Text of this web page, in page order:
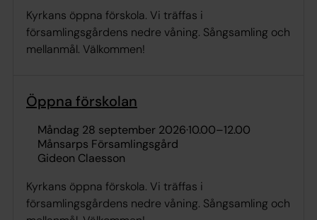
Kyrkans öppna förskola. Vi träffas i
församlingsgårdens nedre våning. Sångsamling och
mellanmål. Välkommen!
Öppna förskolan
måndag 28 september 2026·10.00–12.00
Månsarps Församlingsgård
Gideon Claesson
Kyrkans öppna förskola. Vi träffas i
församlingsgårdens nedre våning. Sångsamling och